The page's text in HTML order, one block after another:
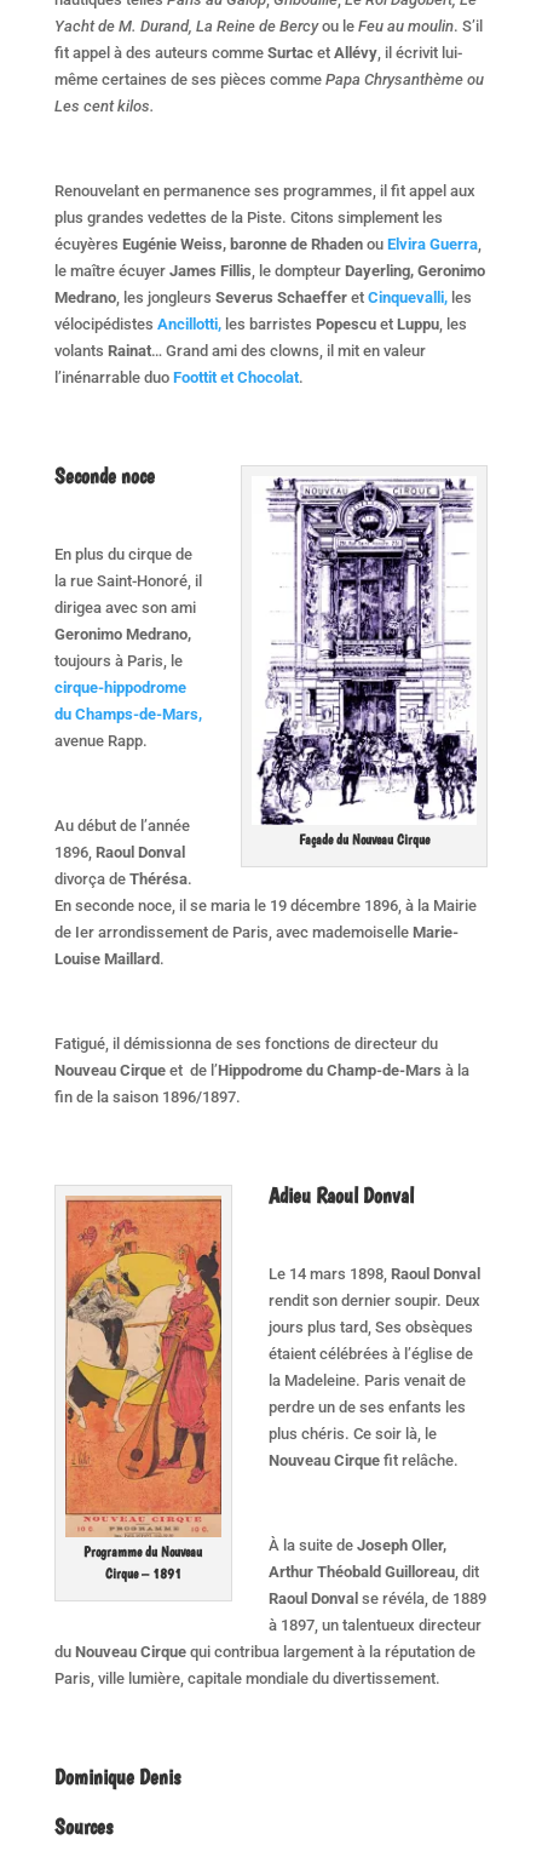
Yacht de M. Durand, La Reine de Bercyou le Feu au moulin. S’il
fit appel à des auteurs comme Surtacet Allévy, il écrivit lui-
même certaines de ses pièces comme Papa Chrysanthème ou
Les cent kilos.
Renouvelant en permanence ses programmes, il fit appel aux
plus grandes vedettes de la Piste. Citons simplement les
écuyères Eugénie Weiss, baronne de Rhadenou Elvira Guerra,
le maître écuyerJames Fillis , le dompteur Dayerling, Geronimo
Medrano, les jongleurs Severus Schaefferet Cinquevalli,les
vélocipédistes Ancillotti,les barristes Popescuet Luppu, les
volants Rainat… Grand ami des clowns, il mit en valeur
l’inénarrable duo Foottit et Chocolat.
Seconde noce
Façade du Nouveau Cirque
En plus du cirque de
la rue Saint-Honoré, il
dirigea avec son ami
Geronimo Medrano,
toujours à Paris, le
cirque-hippodrome
du Champs-de-Mars,
avenue Rapp.
Au début de l’année
1896, Raoul Donval
divorça de Thérésa.
En seconde noce, il se maria le 19 décembre 1896, à la Mairie
de Ier arrondissement de Paris, avec mademoiselle Marie-
Louise Maillard .
Fatigué, il démissionna de ses fonctions de directeur du
Nouveau Cirqueet de l’Hippodrome du Champ-de-Mars à la
fin de la saison 1896/1897.
Adieu Raoul Donval
Programme du Nouveau
Cirque – 1891
Le 14 mars 1898, Raoul Donval
rendit son dernier soupir. Deux
jours plus tard, Ses obsèques
étaient célébrées à l’église de
la Madeleine. Paris venait de
perdre un de ses enfants les
plus chéris. Ce soir là, le
Nouveau Cirquefit relâche.
À la suite de Joseph Oller,
Arthur Théobald Guilloreau, dit
Raoul Donval se révéla, de 1889
à 1897, un talentueux directeur
du Nouveau Cirquequi contribua largement à la réputation de
Paris, ville lumière, capitale mondiale du divertissement.
Dominique Denis
Sources